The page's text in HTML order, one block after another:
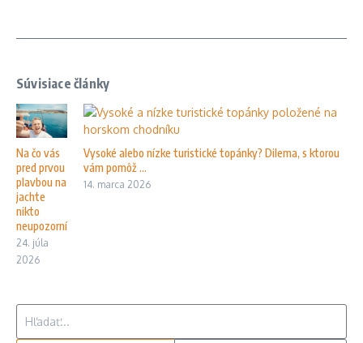
Súvisiace články
Na čo vás
pred prvou
plavbou na
jachte
nikto
neupozorní
24. júla
2026
Vysoké alebo nízke turistické topánky? Dilema, s ktorou
vám pomôž ...
14. marca 2026